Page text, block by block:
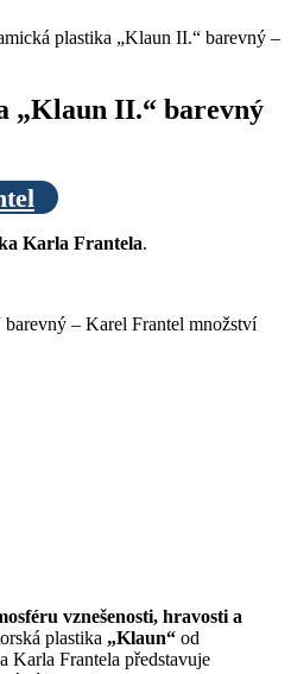
plastika „Klaun II.“ barevný –
„Klaun II.“ barevný
Karla Frantela.
– Karel Frantel množství
vznešenosti, hravosti a
plastika „Klaun“ od
Karla Frantela představuje